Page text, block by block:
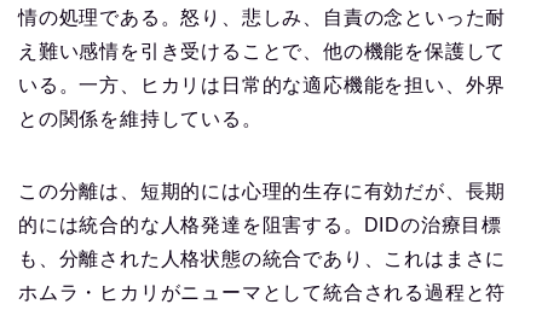
情の処理である。怒り、悲しみ、自責の念といった耐
え難い感情を引き受けることで、他の機能を保護して
いる。一方、ヒカリは日常的な適応機能を担い、外界
との関係を維持している。
この分離は、短期的には心理的生存に有効だが、長期
的には統合的な人格発達を阻害する。DIDの治療目標
も、分離された人格状態の統合であり、これはまさに
ホムラ・ヒカリがニューマとして統合される過程と符